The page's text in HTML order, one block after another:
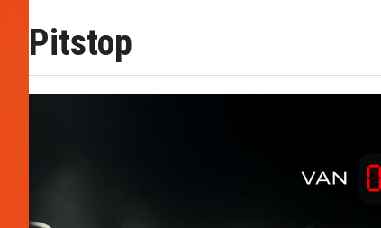
Pitstop